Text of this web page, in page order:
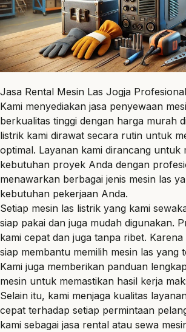
Jasa Rental Mesin Las Jogja
Kami menyediakan jasa penyewaan
berkualitas tinggi dengan harga murah
listrik kami dirawat secara rutin untuk
optimal. Layanan kami dirancang untuk
kebutuhan proyek Anda dengan
menawarkan berbagai jenis mesin las
kebutuhan pekerjaan Anda.
Setiap mesin las listrik yang kami
siap pakai dan juga mudah digunakan.
kami cepat dan juga tanpa ribet.
siap membantu memilih mesin las yang
Kami juga memberikan panduan
mesin untuk memastikan hasil kerja
Selain itu, kami menjaga kualitas
cepat terhadap setiap permintaan
kami sebagai jasa rental atau sewa